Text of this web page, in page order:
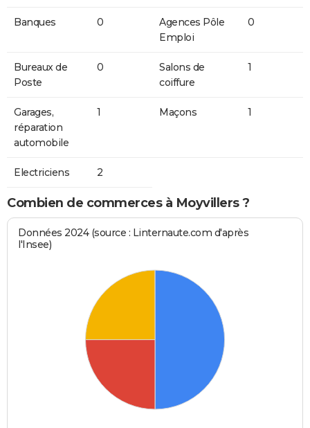
Banques 0
Agences Pôle
Emploi
0
Bureaux de
Poste
0
Salons de
coiffure
1
Garages,
réparation
automobile
1 Maçons 1
Electriciens 2
Combien de commerces à Moyvillers ?
Données 2024 (source : Linternaute.com d'après
l'Insee)